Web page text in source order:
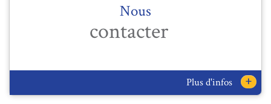
Nous
contacter
Plus d'infos +